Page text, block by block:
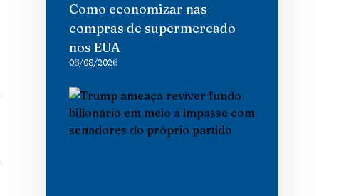
Como economizar nas
compras de supermercado
nos EUA
06/08/2026